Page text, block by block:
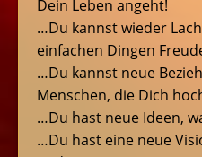
Dein Leben angeht!
…Du kannst wieder
einfachen Dingen
…Du kannst neue
Menschen, die Dich
…Du hast neue Ideen,
…Du hast eine neue